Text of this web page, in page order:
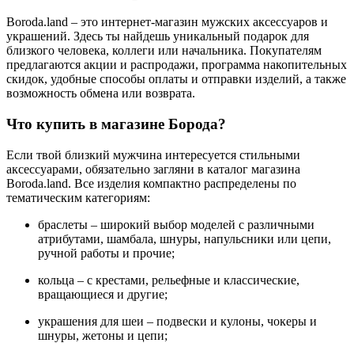
Boroda.land – это интернет-магазин мужских аксессуаров и
украшений. Здесь ты найдешь уникальный подарок для
близкого человека, коллеги или начальника. Покупателям
предлагаются акции и распродажи, программа накопительных
скидок, удобные способы оплаты и отправки изделий, а также
возможность обмена или возврата.
Что купить в магазине Борода?
Если твой близкий мужчина интересуется стильными
аксессуарами, обязательно загляни в каталог магазина
Boroda.land. Все изделия компактно распределены по
тематическим категориям:
браслеты – широкий выбор моделей с различными
атрибутами, шамбала, шнуры, напульсники или цепи,
ручной работы и прочие;
кольца – с крестами, рельефные и классические,
вращающиеся и другие;
украшения для шеи – подвески и кулоны, чокеры и
шнуры, жетоны и цепи;